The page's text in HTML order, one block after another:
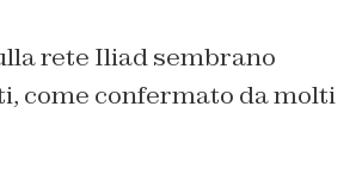
rete Iliad sembrano
come confermato da molti